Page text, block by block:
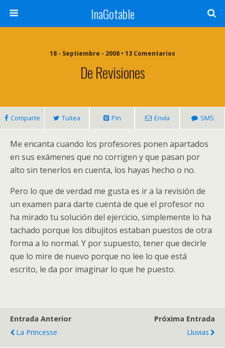
InaGotable
18 - Septiembre - 2008 • 13 Comentarios
De Revisiones
Comparte Tuitea Pin Envía SMS
Me encanta cuando los profesores ponen apartados
en sus exámenes que no corrigen y que pasan por
alto sin tenerlos en cuenta, los hayas hecho o no.
Pero lo que de verdad me gusta es ir a la revisión de
un examen para darte cuenta de que el profesor no
ha mirado tu solución del ejercicio, simplemente lo ha
tachado porque los dibujitos estaban puestos de otra
forma a lo normal. Y por supuesto, tener que decirle
que lo mire de nuevo porque no lee lo que está
escrito, le da por imaginar lo que he puesto.
Entrada Anterior
La Princesse
Próxima Entrada
Lluvias